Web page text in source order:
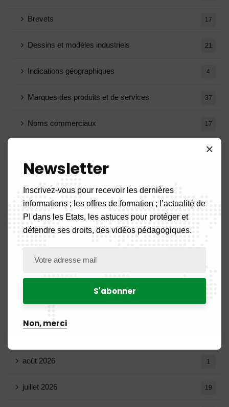
Brevets 17
Dessins et modèles industriels 21
Indications géographiques 4
Marques des produits et de services 37
Noms commerciaux 17
3
Décisions Comission Supérieure de Recours
Décisions oppositions
Formation
Notes Circulaires
Archives
août 2026 1
juillet 2026 19
Newsletter
Inscrivez-vous pour recevoir les dernières
informations ; les offres de formation ; l’actualité de
PI dans les Etats, les astuces pour protéger et
défendre ses droits, des vidéos pédagogiques.
Non, merci